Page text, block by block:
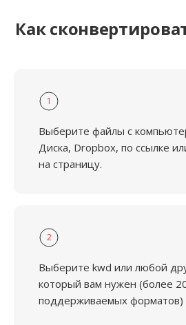
Как
1
Выберите файлы с
Диска, Dropbox, по ссылке
на страницу.
2
Выберите kwd или любой
который вам нужен (более
поддерживаемых форматов)